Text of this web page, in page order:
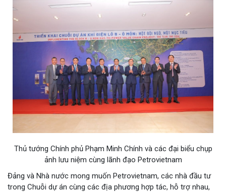
Thủ tướng Chính phủ Phạm Minh Chính và các đại biểu chụp
ảnh lưu niệm cùng lãnh đạo Petrovietnam
Đảng và Nhà nước mong muốn Petrovietnam, các nhà đầu tư
trong Chuỗi dự án cùng các địa phương hợp tác, hỗ trợ nhau,